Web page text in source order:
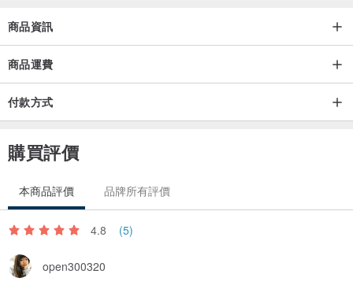
商品資訊
商品運費
付款方式
購買評價
本商品評價 品牌所有評價
4.8 (5)
open300320